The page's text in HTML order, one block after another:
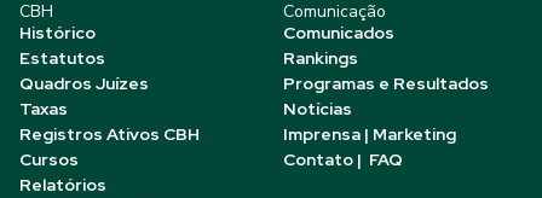
CBH
Histórico
Estatutos
Quadros Juízes
Taxas
Registros Ativos CBH
Cursos
Relatórios
Comunicação
Comunicados
Rankings
Programas e Resultados
Notícias
Imprensa | Marketing
Contato | FAQ